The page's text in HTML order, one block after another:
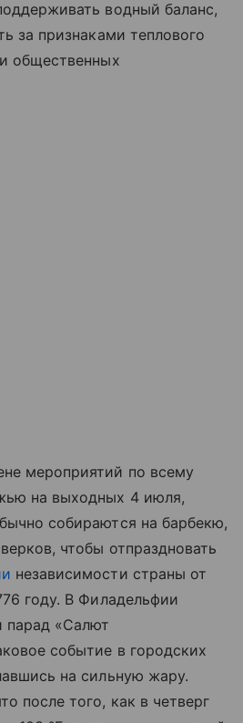
водный баланс,
за признаками теплового
общественных
мероприятий по всему
на выходных 4 июля,
собираются на барбекю,
чтобы отпраздновать
независимости страны от
году. В Филадельфии
парад «Салют
событие в городских
на сильную жару.
после того, как в четверг